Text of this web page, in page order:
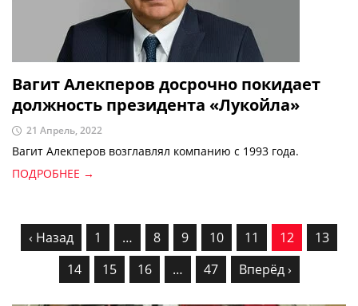
Вагит Алекперов досрочно покидает
должность президента «Лукойла»
21 Апрель, 2022
Вагит Алекперов возглавлял компанию с 1993 года.
ПОДРОБНЕЕ →
‹ Назад 1 … 8 9 10 11 12
13
14
15 16 … 47 Вперёд ›